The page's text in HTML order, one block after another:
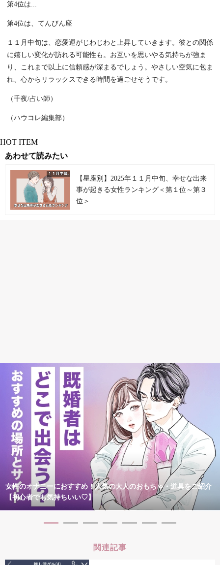
第4位は...
第4位は、てんびん座
１１月中旬は、恋愛運がじわじわと上昇していきます。彼との関係
に嬉しい変化が訪れる可能性も。お互いを思いやる気持ちが強ま
り、これまで以上に信頼感が深まるでしょう。やさしい空気に包ま
れ、心からリラックスできる時間を過ごせそうです。
（千夜/占い師）
（ハウコレ編集部）
HOT ITEM
あわせて読みたい
【星座別】2025年１１月中旬、幸せな出来
事が起きる女性ランキング＜第１位～第３
位＞
女性のオナニーにおすすめ！人気の大人のおもちゃ・道具をご紹介
【初心者でも気持ちいい♡】
関連記事